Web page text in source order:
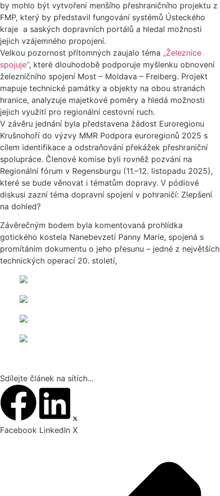
by mohlo být vytvoření menšího přeshraničního projektu z
FMP, který by představil fungování systémů Ústeckého
kraje a saských dopravních portálů a hledal možnosti
jejich vzájemného propojení.
Velkou pozornost přítomných zaujalo téma „Železnice
spojuje“, které dlouhodobě podporuje myšlenku obnovení
železničního spojení Most – Moldava – Freiberg. Projekt
mapuje technické památky a objekty na obou stranách
hranice, analyzuje majetkové poměry a hledá možnosti
jejich využití pro regionální cestovní ruch.
V závěru jednání byla představena žádost Euroregionu
Krušnohoří do výzvy MMR Podpora euroregionů 2025 s
cílem identifikace a odstraňování překážek přeshraniční
spolupráce. Členové komise byli rovněž pozváni na
Regionální fórum v Regensburgu (11.–12. listopadu 2025),
které se bude věnovat i tématům dopravy. V pódiové
diskusi zazní téma dopravní spojení v pohraničí: Zlepšení
na dohled?
Závěrečným bodem byla komentovaná prohlídka
gotického kostela Nanebevzetí Panny Marie, spojená s
promítáním dokumentu o jeho přesunu – jedné z největších
technických operací 20. století,
Sdílejte článek na sítích...
Facebook LinkedIn X